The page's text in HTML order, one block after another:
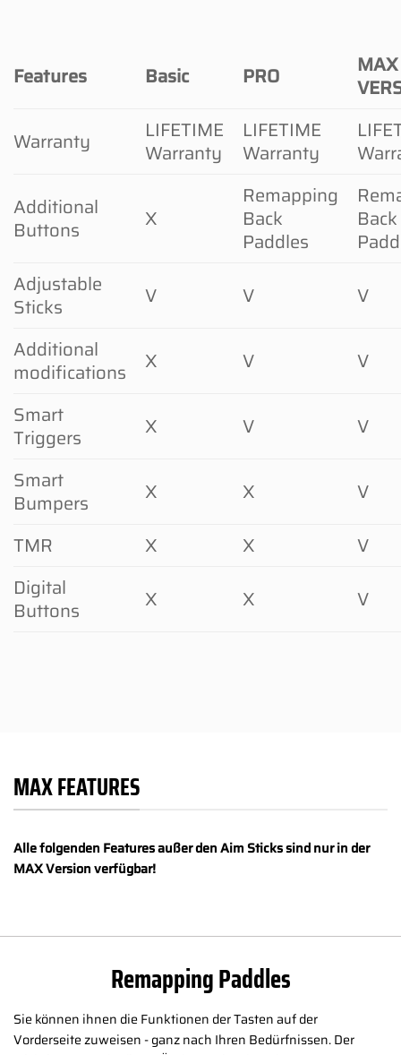
Features Basic PRO
MAX
Warranty
LIFETIME
Warranty
LIFETIME
Warranty
Additional
Buttons
X
Remapping
Back
Paddles
Back
Adjustable
Sticks
V V
V
Additional
modifications
X V
V
Smart
Triggers
X V
V
Smart
Bumpers
X X
V
TMR
X X
V
Digital
Buttons
X X V
MAX FEATURES
Alle folgenden Features außer den Aim Sticks sind nur in der
MAX Version verfügbar!
Remapping Paddles
Sie können ihnen die Funktionen der Tasten auf der
Vorderseite zuweisen - ganz nach Ihren Bedürfnissen. Der